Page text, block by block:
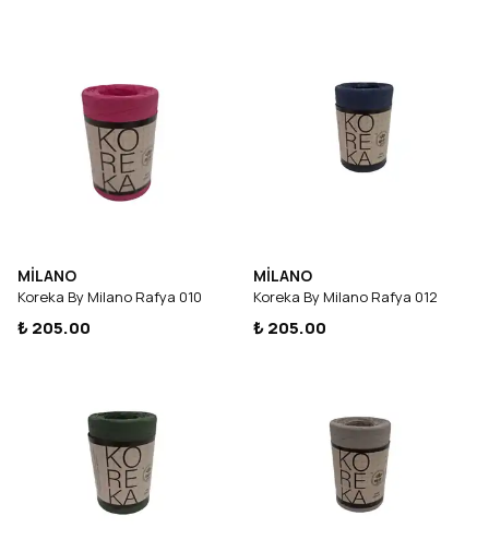
MİLANO
Koreka By Milano Rafya 010
₺ 205.00
MİLANO
Koreka By Milano Rafya 012
₺ 205.00